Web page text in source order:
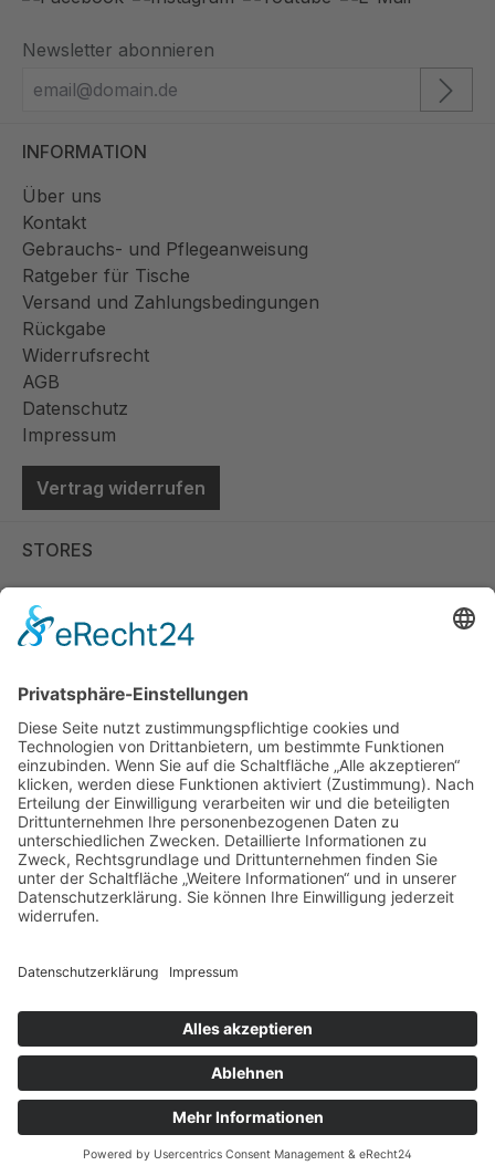
Newsletter abonnieren
INFORMATION
Über uns
Kontakt
Gebrauchs- und Pflegeanweisung
Ratgeber für Tische
Versand und Zahlungsbedingungen
Rückgabe
Widerrufsrecht
AGB
Datenschutz
Impressum
Vertrag widerrufen
STORES
Store Viernheim
Store Berlin
Handelspartner Köln
SICHERE BEZAHLUNG
ZUVERLÄSSIGER VERSAND
Alle Preise inkl. gesetzl. Mehrwertsteuer zzgl.
Versandkostenund ggf. Nachnahmegebühren, wenn
nicht anders angegeben.